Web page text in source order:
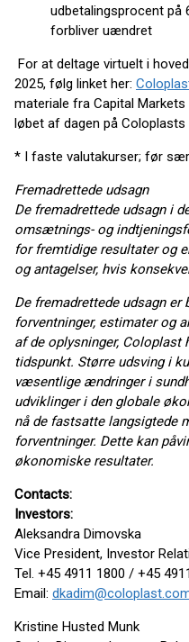
udbetalingsprocent på
forbliver uændret
For at deltage virtuelt i
2025, følg linket her:
materiale fra Capital
løbet af dagen på Coloplasts
* I faste valutakurser; før
Fremadrettede udsagn
De fremadrettede udsagn i
omsætnings- og
for fremtidige resultater og
og antagelser, hvis
De fremadrettede udsagn
forventninger, estimater og
af de oplysninger, Coloplast
tidspunkt. Større udsving i
væsentlige ændringer i
udviklinger i den globale
nå de fastsatte langsigtede
forventninger. Dette kan
økonomiske resultater.
Contacts:
Investors:
Aleksandra Dimovska
Vice President, Investor
Tel. +45 4911 1800 / +45
Email:
Kristine Husted Munk